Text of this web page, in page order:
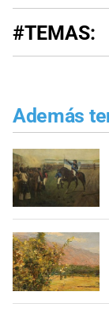
#TEMAS:
Además